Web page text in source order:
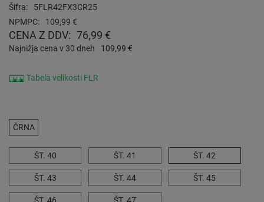
Šifra:
5FLR42FX3CR25
NPMPC:
109,99 €
CENA Z DDV: 76,99 €
Najnižja cena v 30 dneh 109,99 €
Tabela velikosti FLR
ČRNA
ŠT. 40 ŠT. 41 ŠT. 42
ŠT. 43 ŠT. 44 ŠT. 45